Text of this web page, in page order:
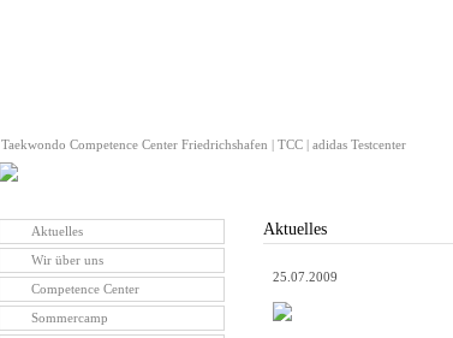
Taekwondo Competence Center Friedrichshafen | TCC | adidas Testcenter
Aktuelles
Wir über uns
Competence Center
Sommercamp
Aktuelles
25.07.2009